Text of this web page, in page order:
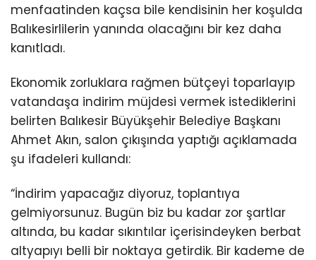
menfaatinden kaçsa bile kendisinin her koşulda
Balıkesirlilerin yanında olacağını bir kez daha
kanıtladı.
Ekonomik zorluklara rağmen bütçeyi toparlayıp
vatandaşa indirim müjdesi vermek istediklerini
belirten Balıkesir Büyükşehir Belediye Başkanı
Ahmet Akın, salon çıkışında yaptığı açıklamada
şu ifadeleri kullandı:
“İndirim yapacağız diyoruz, toplantıya
gelmiyorsunuz. Bugün biz bu kadar zor şartlar
altında, bu kadar sıkıntılar içerisindeyken berbat
altyapıyı belli bir noktaya getirdik. Bir kademe de